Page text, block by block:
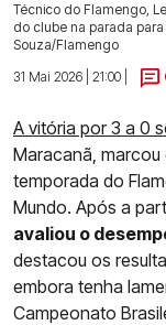
Técnico do Flamengo,
do clube na parada
Souza/Flamengo
31 Mai 2026 | 21:00 |
A vitória por 3 a 0
Maracanã,
temporada do
Mundo. Após a
avaliou o
destacou os
embora tenha
Campeonato